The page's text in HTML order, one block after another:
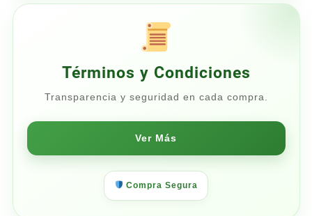
Términos y Condiciones
Transparencia y seguridad en cada compra.
Ver Más
Compra Segura